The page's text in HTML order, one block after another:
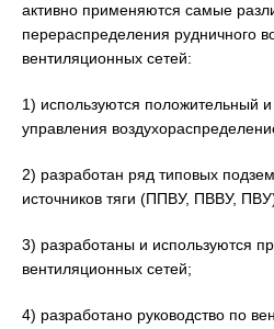
активно применяются самые
перераспределения рудничного
вентиляционных сетей:
1) используются положительный
управления
2) разработан ряд типовых
источников тяги (ППВУ, ПВВУ,
3) разработаны и используются
вентиляционных сетей;
4) разработано руководство по